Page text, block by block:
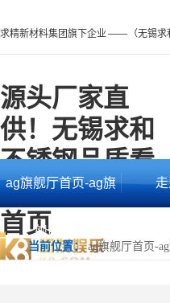
求精新材料集团旗下企业 —— （无锡求
源头厂家直
供！无锡求和
不锈钢品质看
得见 -ag旗舰
首页
ag旗舰厅首页-ag旗
舰厅在线
当前位置： ag旗舰厅首页-